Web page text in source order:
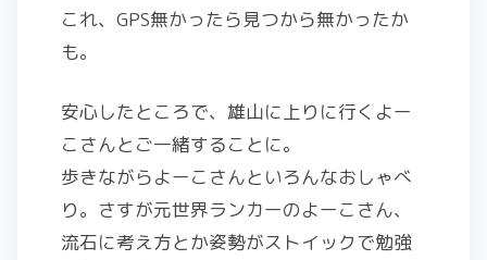
これ、GPS無かったら見つから無かったか
も。
安心したところで、雄山に上りに行くよー
こさんとご一緒することに。
歩きながらよーこさんといろんなおしゃべ
り。さすが元世界ランカーのよーこさん、
流石に考え方とか姿勢がストイックで勉強